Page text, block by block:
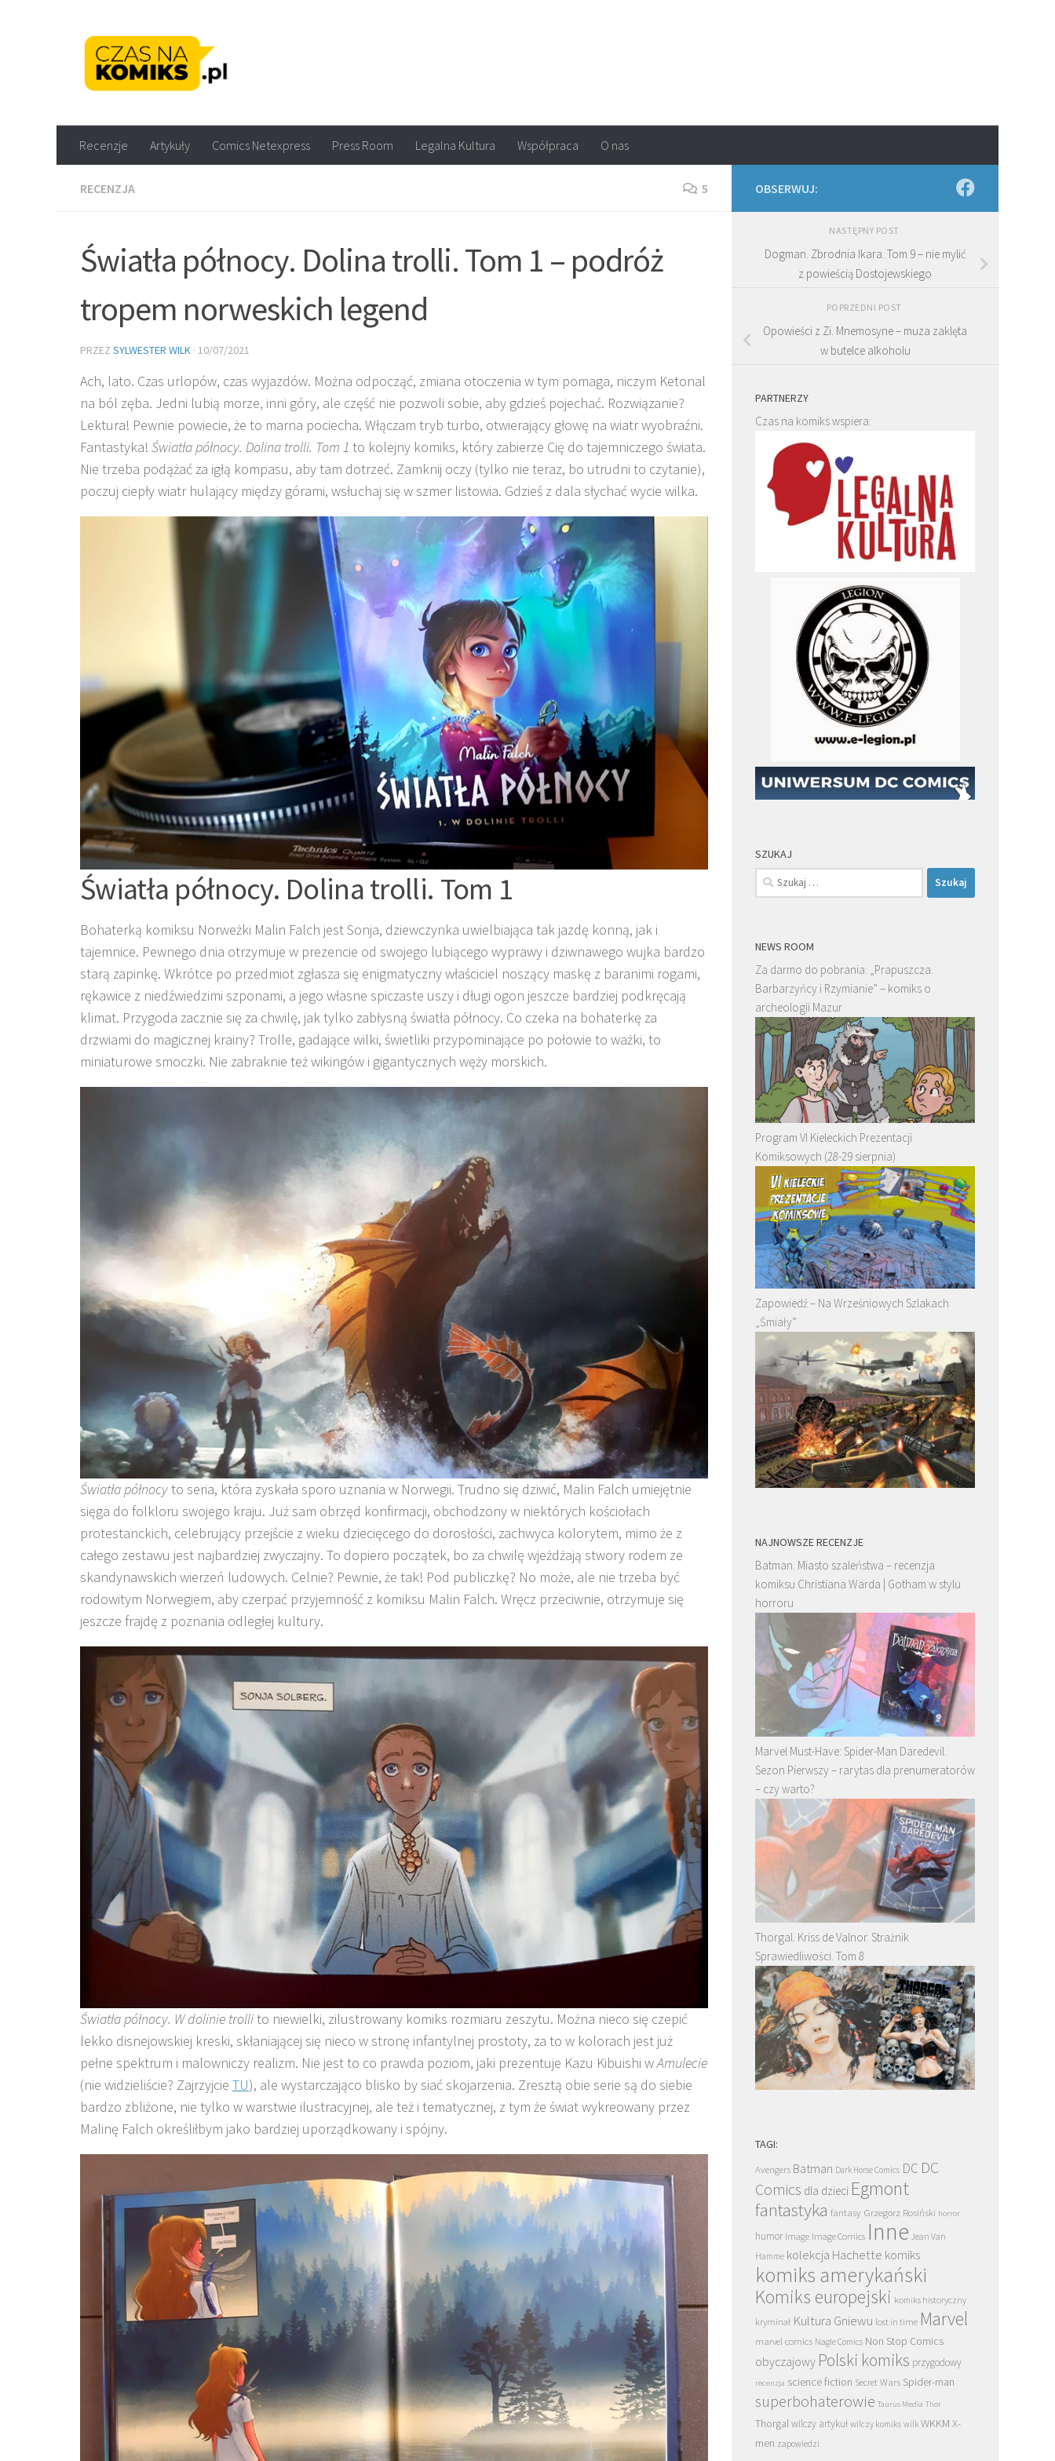
Recenzje Artykuły Comics Netexpress Press Room Legalna Kultura Współpraca O nas
RECENZJA 5
Światła północy. Dolina trolli. Tom 1 – podróż
tropem norweskich legend
PRZEZ SYLWESTER WILK · 10/07/2021
Ach, lato. Czas urlopów, czas wyjazdów. Można odpocząć, zmiana otoczenia w tym pomaga, niczym Ketonal
na ból zęba. Jedni lubią morze, inni góry, ale część nie pozwoli sobie, aby gdzieś pojechać. Rozwiązanie?
Lektura! Pewnie powiecie, że to marna pociecha. Włączam tryb turbo, otwierający głowę na wiatr wyobraźni.
Fantastyka! Światła północy. Dolina trolli. Tom 1 to kolejny komiks, który zabierze Cię do tajemniczego świata.
Nie trzeba podążać za igłą kompasu, aby tam dotrzeć. Zamknij oczy (tylko nie teraz, bo utrudni to czytanie),
poczuj ciepły wiatr hulający między górami, wsłuchaj się w szmer listowia. Gdzieś z dala słychać wycie wilka.
Światła północy. Dolina trolli. Tom 1
Bohaterką komiksu Norweżki Malin Falch jest Sonja, dziewczynka uwielbiająca tak jazdę konną, jak i
tajemnice. Pewnego dnia otrzymuje w prezencie od swojego lubiącego wyprawy i dziwnawego wujka bardzo
starą zapinkę. Wkrótce po przedmiot zgłasza się enigmatyczny właściciel noszący maskę z baranimi rogami,
rękawice z niedźwiedzimi szponami, a jego własne spiczaste uszy i długi ogon jeszcze bardziej podkręcają
klimat. Przygoda zacznie się za chwilę, jak tylko zabłysną światła północy. Co czeka na bohaterkę za
drzwiami do magicznej krainy? Trolle, gadające wilki, świetliki przypominające po połowie to ważki, to
miniaturowe smoczki. Nie zabraknie też wikingów i gigantycznych węży morskich.
Światła północyto seria, która zyskała sporo uznania w Norwegii. Trudno się dziwić, Malin Falch umiejętnie
sięga do folkloru swojego kraju. Już sam obrzęd konfirmacji, obchodzony w niektórych kościołach
protestanckich, celebrujący przejście z wieku dziecięcego do dorosłości, zachwyca kolorytem, mimo że z
całego zestawu jest najbardziej zwyczajny. To dopiero początek, bo za chwilę wjeżdżają stwory rodem ze
skandynawskich wierzeń ludowych. Celnie? Pewnie, że tak! Pod publiczkę? No może, ale nie trzeba być
rodowitym Norwegiem, aby czerpać przyjemność z komiksu Malin Falch. Wręcz przeciwnie, otrzymuje się
jeszcze frajdę z poznania odległej kultury.
Światła północy. W dolinie trollito niewielki, zilustrowany komiks rozmiaru zeszytu. Można nieco się czepić
lekko disnejowskiej kreski, skłaniającej się nieco w stronę infantylnej prostoty, za to w kolorach jest już
pełne spektrum i malowniczy realizm. Nie jest to co prawda poziom, jaki prezentuje Kazu Kibuishi wAmulecie
(nie widzieliście? Zajrzyjcie TU), ale wystarczająco blisko by siać skojarzenia. Zresztą obie serie są do siebie
bardzo zbliżone, nie tylko w warstwie ilustracyjnej, ale też i tematycznej, z tym że świat wykreowany przez
Malinę Falch określiłbym jako bardziej uporządkowany i spójny.
OBSERWUJ:
NASTĘPNY POST
Dogman. Zbrodnia Ikara. Tom 9 – nie mylić
z powieścią Dostojewskiego
POPRZEDNI POST
Opowieści z Zi. Mnemosyne – muza zaklęta
w butelce alkoholu
PARTNERZY
Czas na komiks wspiera:
SZUKAJ
Szukaj:
NEWS ROOM
Za darmo do pobrania: „Prapuszcza.
Barbarzyńcy i Rzymianie” – komiks o
archeologii Mazur
Program VI Kieleckich Prezentacji
Komiksowych (28-29 sierpnia)
Zapowiedź – Na Wrześniowych Szlakach
„Śmiały”
NAJNOWSZE RECENZJE
Batman. Miasto szaleństwa – recenzja
komiksu Christiana Warda | Gotham w stylu
horroru
Marvel Must-Have: Spider-Man Daredevil.
Sezon Pierwszy – rarytas dla prenumeratorów
– czy warto?
Thorgal. Kriss de Valnor. Strażnik
Sprawiedliwości. Tom 8
TAGI:
Avengers Batman Dark Horse Comics DC DC
Comics dla dzieci Egmont
fantastyka fantasy Grzegorz Rosiński horror
humor Image Image Comics Inne Jean Van
Hamme kolekcja Hachette komiks
komiks amerykański
Komiks europejski komiks historyczny
kryminał Kultura Gniewu lost in time Marvel
marvel comics Nagle Comics Non Stop Comics
obyczajowy Polski komiks przygodowy
recenzja science fiction Secret Wars Spider-man
superbohaterowie Taurus Media Thor
Thorgalwilczy artykuł wilczy komiks wilk WKKM X-
men zapowiedzi